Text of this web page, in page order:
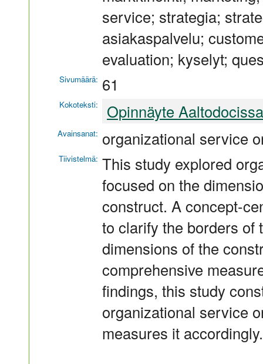
service; strategia;
asiakaspalvelu;
evaluation; kyselyt;
Sivumäärä: 61
Kokoteksti: Opinnäyte Aaltodocissa
Avainsanat: organizational service
Tiivistelmä: This study explored
focused on the
construct. A concept-
to clarify the borders of
dimensions of the
comprehensive
findings, this study
organizational service
measures it accordingly.